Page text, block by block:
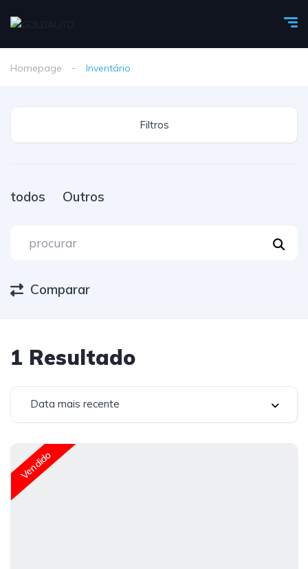
Homepage Inventário
Filtros
todos Outros
Comparar
1 Resultado
Data mais recente
Vendido